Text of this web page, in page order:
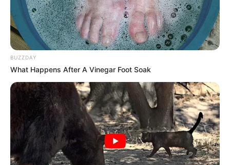
Enghien ce 19 Juillet 2025
BUZZDAY
What Happens After A Vinegar Foot Soak